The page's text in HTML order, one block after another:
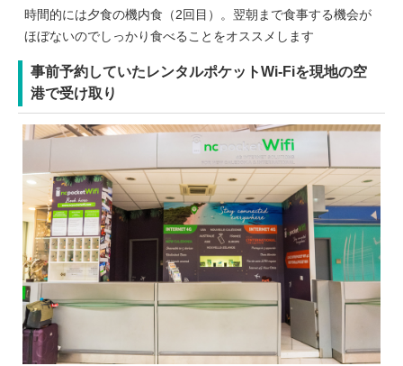
時間的には夕食の機内食（2回目）。翌朝まで食事する機会が
ほぼないのでしっかり食べることをオススメします
事前予約していたレンタルポケットWi-Fiを現地の空
港で受け取り